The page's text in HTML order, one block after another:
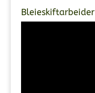
Bleieskiftarbeider